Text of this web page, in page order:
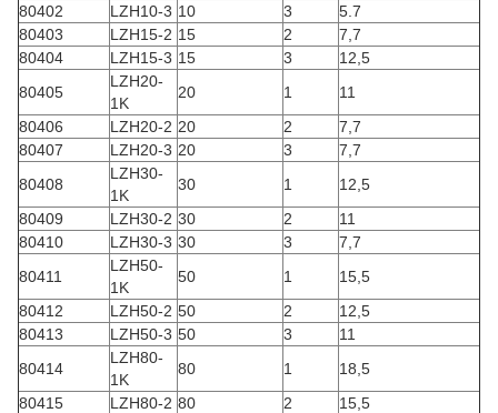
80402
LZH10-3 10 3
5.7
80403
LZH15-2 15 2
7,7
80404
LZH15-3 15 3
12,5
80405
LZH20-
1K
20 1
11
80406
LZH20-2 20 2
7,7
80407
LZH20-3 20 3
7,7
80408
LZH30-
1K
30 1
12,5
80409
LZH30-2 30 2
11
80410
LZH30-3 30 3
7,7
80411
LZH50-
1K
50 1
15,5
80412
LZH50-2 50 2
12,5
80413
LZH50-3 50 3
11
80414
LZH80-
1K
80 1
18,5
80415
LZH80-2 80 2
15,5